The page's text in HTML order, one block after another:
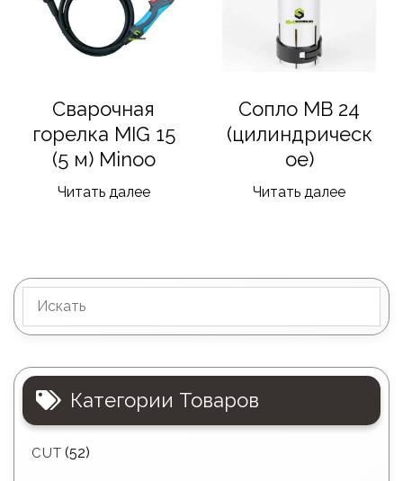
Сварочная
горелка MIG 15
(5 м) Minoo
Читать далее
Сопло MB 24
(цилиндрическ
ое)
Читать далее
Категории Товаров
CUT (52)